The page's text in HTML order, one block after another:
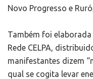
Novo Progresso e
Também foi
Rede CELPA,
manifestantes dizem
qual se cogita levar